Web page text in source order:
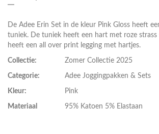
De Adee Erin Set in de kleur Pink Gloss heeft
tuniek. De tuniek heeft een hart met roze strass
heeft een all over print legging met hartjes.
Collectie: Zomer Collectie 2025
Categorie: Adee Joggingpakken & Sets
Kleur: Pink
Materiaal 95% Katoen 5% Elastaan